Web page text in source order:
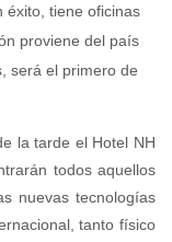
éxito, tiene oficinas
proviene del país
será el primero de
la tarde el Hotel NH
todos aquellos
nuevas tecnologías
tanto físico